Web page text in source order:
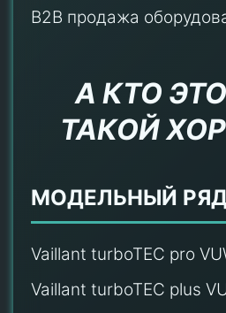
B2B продажа
А КТО
ТАКОЙ
МОДЕЛЬНЫЙ
Vaillant turboTEC pro
Vaillant turboTEC plus